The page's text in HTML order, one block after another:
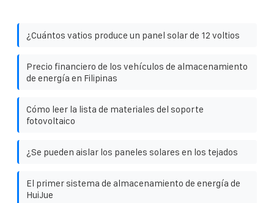
¿Cuántos vatios produce un panel solar de 12 voltios
Precio financiero de los vehículos de almacenamiento
de energía en Filipinas
Cómo leer la lista de materiales del soporte
fotovoltaico
¿Se pueden aislar los paneles solares en los tejados
El primer sistema de almacenamiento de energía de
HuiJue